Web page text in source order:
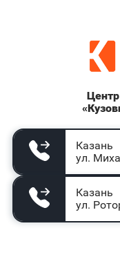
Казань
ул.
Казань
ул.